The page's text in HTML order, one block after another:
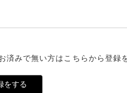
済みで無い方はこちらから登録
をする